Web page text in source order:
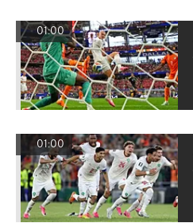
01:00
01:00